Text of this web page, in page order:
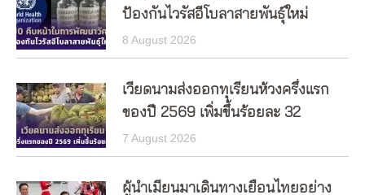
ป้องกันไวรัสอีโบลาสายพันธุ์ใหม่
8 August 2026
เวียดนามส่งออกทุเรียนห้วงครึ่งแรก
ของปี 2569 เพิ่มขึ้นร้อยละ 32
7 August 2026
ผู้นำเมียนมาเดินทางเยือนไทยอย่าง